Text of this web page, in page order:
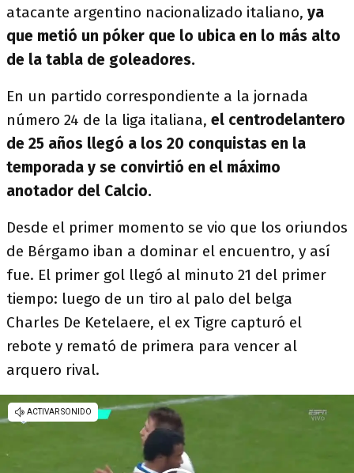
atacante argentino nacionalizado italiano, ya
que metió un póker que lo ubica en lo más alto
de la tabla de goleadores.
En un partido correspondiente a la jornada
número 24 de la liga italiana, el centrodelantero
de 25 años llegó a los 20 conquistas en la
temporada y se convirtió en el máximo
anotador del Calcio.
Desde el primer momento se vio que los oriundos
de Bérgamo iban a dominar el encuentro, y así
fue. El primer gol llegó al minuto 21 del primer
tiempo: luego de un tiro al palo del belga
Charles De Ketelaere, el ex Tigre capturó el
rebote y remató de primera para vencer al
arquero rival.